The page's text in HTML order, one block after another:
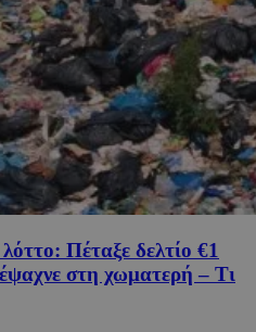
Πέταξε δελτίο €1
στη χωματερή – Τι